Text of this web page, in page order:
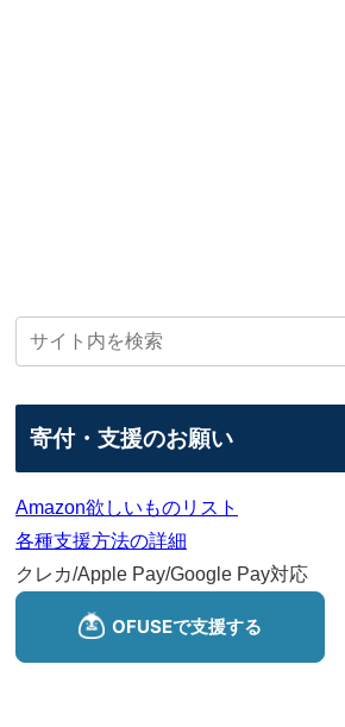
寄付・支援のお願い
Amazon欲しいものリスト
各種支援方法の詳細
クレカ/Apple Pay/Google Pay対応